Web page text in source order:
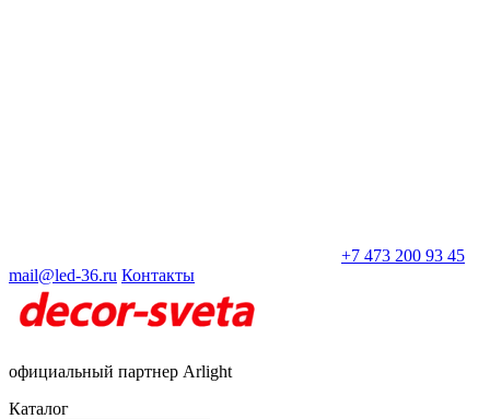
+7 473 200 93 45
mail@led-36.ru Контакты
официальный партнер Arlight
Каталог